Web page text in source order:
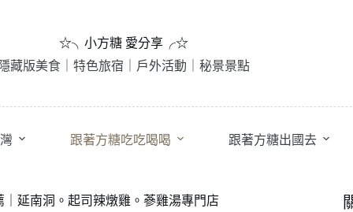
☆╮小方糖 愛分享╭☆
藏版美食｜特色旅宿｜戶外活動｜秘景景點
跟著方糖吃吃喝喝 跟著方糖出國去
延南洞。起司辣燉雞。蔘雞湯專門店